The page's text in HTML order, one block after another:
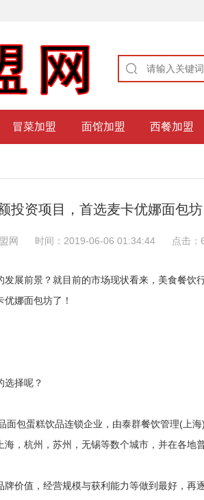
冒菜加盟 面馆加盟 西餐加盟
投资项目，首选麦卡优娜面包坊
网 时间：2019-06-06 01:34:44 点击：
展前景？就目前的市场现状看来，美食餐饮
优娜面包坊了！
选择呢？
面包蛋糕饮品连锁企业，由泰群餐饮管理(上
，杭州，苏州，无锡等数个城市，并在各地
价值，经营规模与获利能力等做到最好，再